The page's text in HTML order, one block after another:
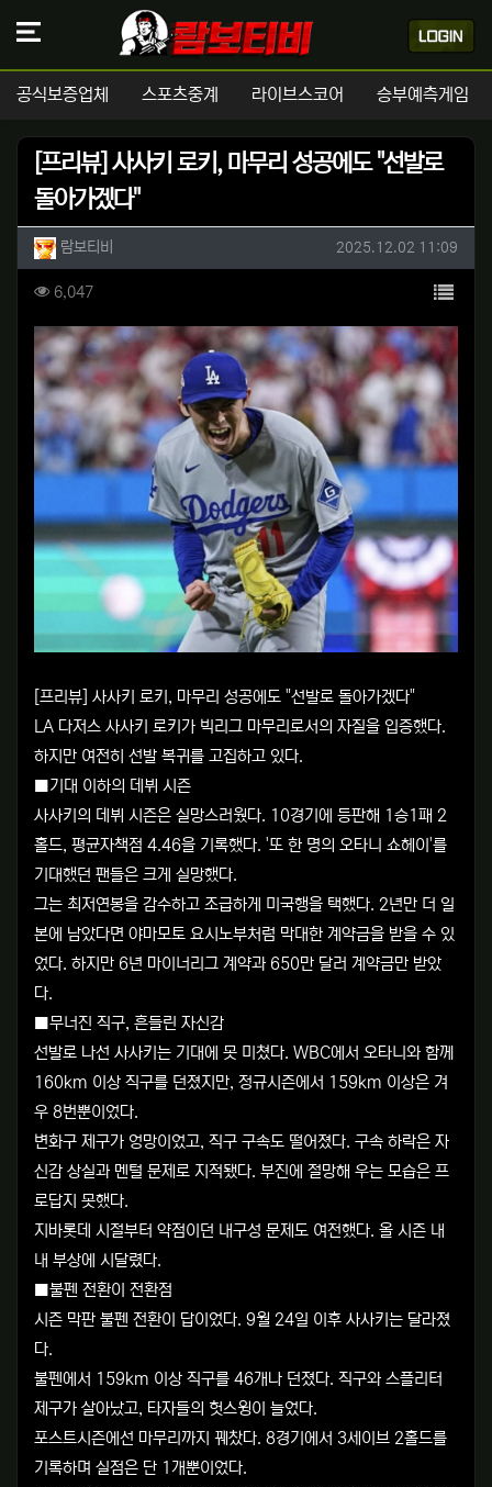
공식보증업체 스포츠중계 라이브스코어 승부예측게임
[프리뷰] 사사키 로키, 마무리 성공에도 "선발로
돌아가겠다"
작성자 정보
람보티비 작성일
2025.12.02 11:09
컨텐츠 정보
6,047조회 목록
본문
[프리뷰] 사사키 로키, 마무리 성공에도 "선발로 돌아가겠다"
LA 다저스 사사키 로키가 빅리그 마무리로서의 자질을 입증했다.
하지만 여전히 선발 복귀를 고집하고 있다.
■기대 이하의 데뷔 시즌
사사키의 데뷔 시즌은 실망스러웠다. 10경기에 등판해 1승1패 2
홀드, 평균자책점 4.46을 기록했다. '또 한 명의 오타니 쇼헤이'를
기대했던 팬들은 크게 실망했다.
그는 최저연봉을 감수하고 조급하게 미국행을 택했다. 2년만 더 일
본에 남았다면 야마모토 요시노부처럼 막대한 계약금을 받을 수 있
었다. 하지만 6년 마이너리그 계약과 650만 달러 계약금만 받았
다.
■무너진 직구, 흔들린 자신감
선발로 나선 사사키는 기대에 못 미쳤다. WBC에서 오타니와 함께
160km 이상 직구를 던졌지만, 정규시즌에서 159km 이상은 겨
우 8번뿐이었다.
변화구 제구가 엉망이었고, 직구 구속도 떨어졌다. 구속 하락은 자
신감 상실과 멘털 문제로 지적됐다. 부진에 절망해 우는 모습은 프
로답지 못했다.
지바롯데 시절부터 약점이던 내구성 문제도 여전했다. 올 시즌 내
내 부상에 시달렸다.
■불펜 전환이 전환점
시즌 막판 불펜 전환이 답이었다. 9월 24일 이후 사사키는 달라졌
다.
불펜에서 159km 이상 직구를 46개나 던졌다. 직구와 스플리터
제구가 살아났고, 타자들의 헛스윙이 늘었다.
포스트시즌에선 마무리까지 꿰찼다. 8경기에서 3세이브 2홀드를
기록하며 실점은 단 1개뿐이었다.